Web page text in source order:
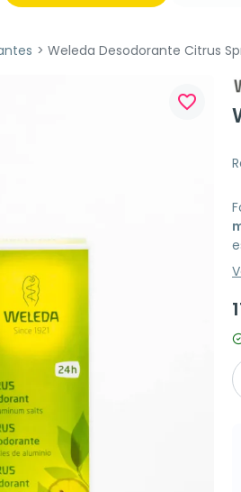
Weleda Desodorante Citrus
favorite_border